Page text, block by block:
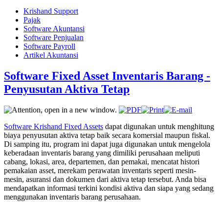
Krishand Support
Pajak
Software Akuntansi
Software Penjualan
Software Payroll
Artikel Akuntansi
Software Fixed Asset Inventaris Barang -
Penyusutan Aktiva Tetap
Software Krishand Fixed Assets dapat digunakan untuk menghitung
biaya penyusutan aktiva tetap baik secara komersial maupun fiskal.
Di samping itu, program ini dapat juga digunakan untuk mengelola
keberadaan inventaris barang yang dimiliki perusahaan meliputi
cabang, lokasi, area, departemen, dan pemakai, mencatat histori
pemakaian asset, merekam perawatan inventaris seperti mesin-
mesin, asuransi dan dokumen dari aktiva tetap tersebut. Anda bisa
mendapatkan informasi terkini kondisi aktiva dan siapa yang sedang
menggunakan inventaris barang perusahaan.